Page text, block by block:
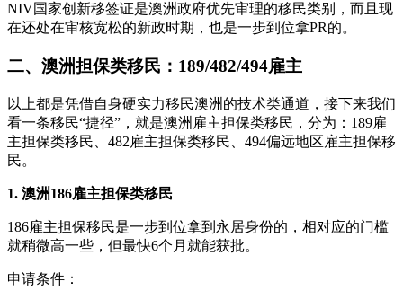
NIV国家创新移签证是澳洲政府优先审理的移民类别，而且现
在还处在审核宽松的新政时期，也是一步到位拿PR的。
二、澳洲担保类移民：189/482/494雇主
以上都是凭借自身硬实力移民澳洲的技术类通道，接下来我们
看一条移民“捷径”，就是澳洲雇主担保类移民，分为：189雇
主担保类移民、482雇主担保类移民、494偏远地区雇主担保移
民。
1. 澳洲186雇主担保类移民
186雇主担保移民是一步到位拿到永居身份的，相对应的门槛
就稍微高一些，但最快6个月就能获批。
申请条件：